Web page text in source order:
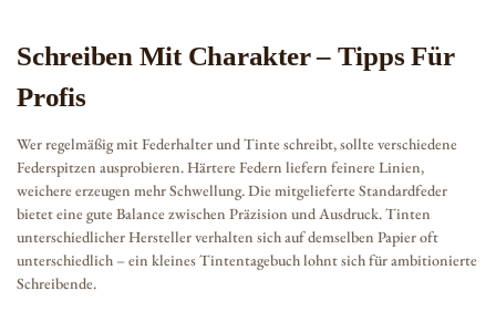
Schreiben Mit Charakter – Tipps Für
Profis
Wer regelmäßig mit Federhalter und Tinte schreibt, sollte verschiedene
Federspitzen ausprobieren. Härtere Federn liefern feinere Linien,
weichere erzeugen mehr Schwellung. Die mitgelieferte Standardfeder
bietet eine gute Balance zwischen Präzision und Ausdruck. Tinten
unterschiedlicher Hersteller verhalten sich auf demselben Papier oft
unterschiedlich – ein kleines Tintentagebuch lohnt sich für ambitionierte
Schreibende.